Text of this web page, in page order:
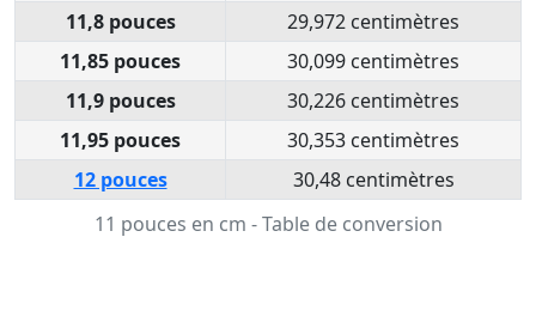
11 pouces en cm - Table de conversion
11,8 pouces
29,972 centimètres
11,85 pouces
30,099 centimètres
11,9 pouces
30,226 centimètres
11,95 pouces
30,353 centimètres
12 pouces
30,48 centimètres